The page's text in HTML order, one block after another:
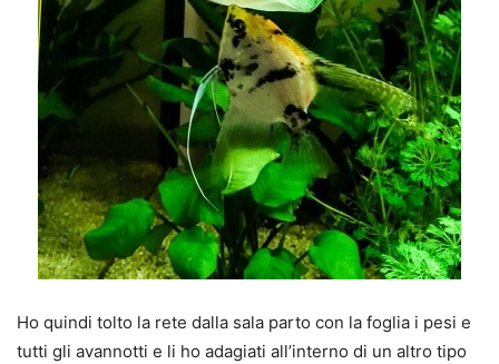
Ho quindi tolto la rete dalla sala parto con la foglia i pesi e
tutti gli avannotti e li ho adagiati all’interno di un altro tipo